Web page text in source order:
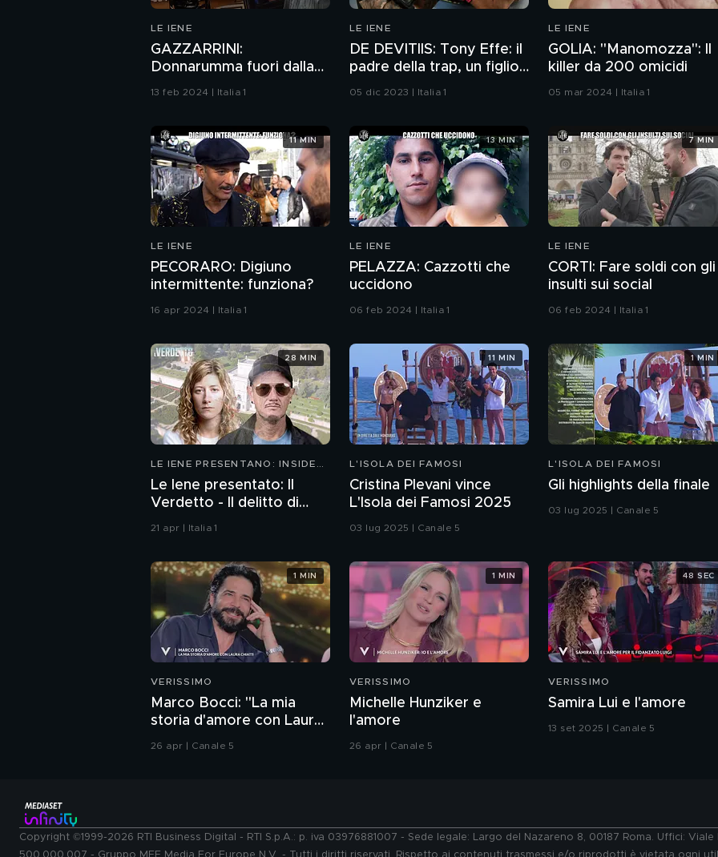
LE IENE
GAZZARRINI:
Donnarumma fuori dalla
Nazionale
13 feb 2024 | Italia 1
LE IENE
DE DEVITIIS: Tony Effe: il
padre della trap, un figlio
come tanti
05 dic 2023 | Italia 1
LE IENE
GOLIA: "Manomozza": Il
killer da 200 omicidi
05 mar 2024 | Italia 1
LE IENE
PECORARO: Digiuno
intermittente: funziona?
16 apr 2024 | Italia 1
11 MIN
LE IENE
PELAZZA: Cazzotti che
uccidono
06 feb 2024 | Italia 1
13 MIN
LE IENE
CORTI: Fare soldi con gli
insulti sui social
06 feb 2024 | Italia 1
7 MIN
LE IENE PRESENTANO: INSIDE
Le Iene presentato: Il
Verdetto - Il delitto di
Villa Pamphili
21 apr | Italia 1
28 MIN
L'ISOLA DEI FAMOSI
Cristina Plevani vince
L'Isola dei Famosi 2025
03 lug 2025 | Canale 5
11 MIN
L'ISOLA DEI FAMOSI
Gli highlights della finale
03 lug 2025 | Canale 5
1 MIN
VERISSIMO
Marco Bocci: "La mia
storia d'amore con Laura
Chiatti"
26 apr | Canale 5
1 MIN
VERISSIMO
Michelle Hunziker e
l'amore
26 apr | Canale 5
1 MIN
VERISSIMO
Samira Lui e l'amore
13 set 2025 | Canale 5
48 SEC
Copyright ©1999-2026 RTI Business Digital - RTI S.p.A.: p. iva 03976881007 - Sede legale: Largo del Nazareno 8, 00187 Roma. Uffici: